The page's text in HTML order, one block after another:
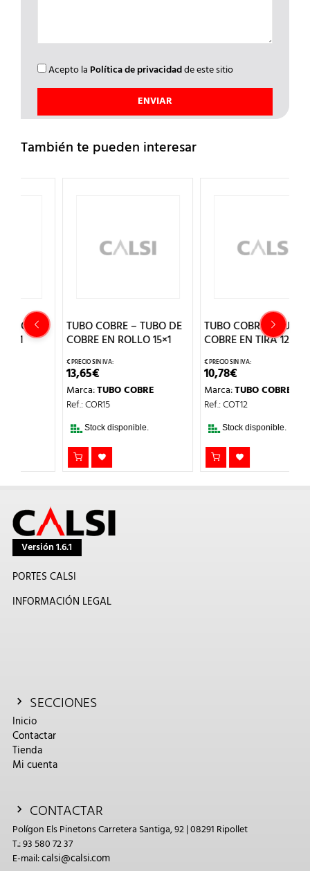
Acepto la Política de privacidadde este sitio
También te pueden interesar
TUBO COBRE – TUBO DE
COBRE EN ROLLO 15×1
TUBO COBRE
Ref.: COR15
Stock disponible.
TUBO COBRE – TUBO DE
COBRE EN TIRA 12×1
TUBO COBRE
Ref.: COT12
Stock disponible.
Versión 1.6.1
PORTES CALSI
INFORMACIÓN LEGAL
SECCIONES
Inicio
Contactar
Tienda
Mi cuenta
CONTACTAR
Polígon Els Pinetons Carretera Santiga, 92 | 08291 Ripollet
T.: 93 580 72 37
E-mail:calsi@calsi.com